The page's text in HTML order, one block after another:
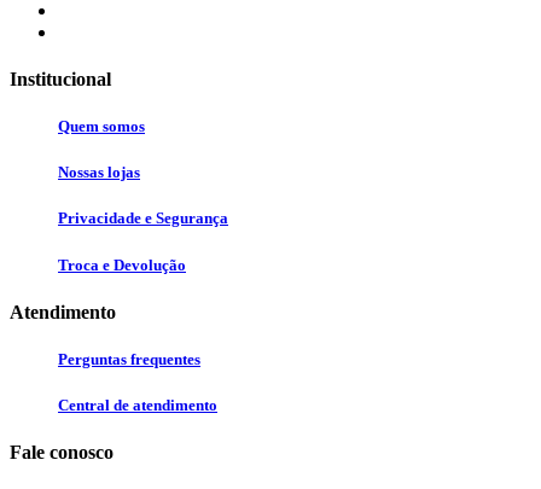
Institucional
Quem somos
Nossas lojas
Privacidade e Segurança
Troca e Devolução
Atendimento
Perguntas frequentes
Central de atendimento
Fale conosco